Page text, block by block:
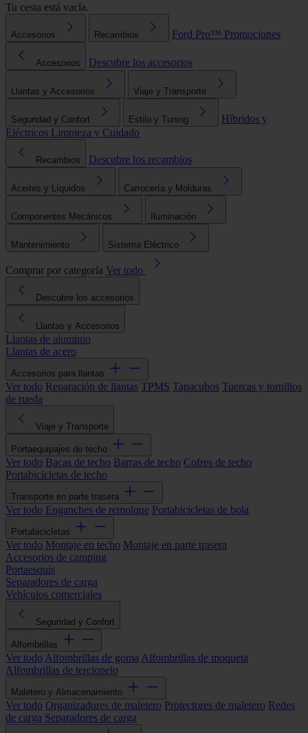
Tu cesta está vacía.
Accesorios Recambios Ford Pro™ Promociones
Accesorios Descubre los accesorios
Llantas y Accesorios Viaje y Transporte
Seguridad y Confort Estilo y Tuning
Híbridos y
Eléctricos Limpieza y Cuidado
Recambios Descubre los recambios
Aceites y Líquidos Carrocería y Molduras
Componentes Mecánicos Iluminación
Mantenimiento Sistema Eléctrico
Comprar por categoría Ver todo
Descubre los accesorios
Llantas y Accesorios
Llantas de aluminio
Llantas de acero
Accesorios para llantas
Ver todo Reparación de llantas TPMS Tapacubos Tuercas y tornillos
de rueda
Viaje y Transporte
Portaequipajes de techo
Ver todo Bacas de techo Barras de techo Cofres de techo
Portabicicletas de techo
Transporte en parte trasera
Ver todo Enganches de remolque Portabicicletas de bola
Portabicicletas
Ver todo Montaje en techo Montaje en parte trasera
Accesorios de camping
Portaesquís
Separadores de carga
Vehículos comerciales
Seguridad y Confort
Alfombrillas
Ver todo Alfombrillas de goma Alfombrillas de moqueta
Alfombrillas de terciopelo
Maletero y Almacenamiento
Ver todo Organizadores de maletero Protectores de maletero Redes
de carga Separadores de carga